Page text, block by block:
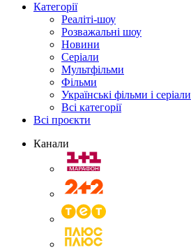
Категорії
Реаліті-шоу
Розважальні шоу
Новини
Серіали
Мультфільми
Фільми
Українські фільми і серіали
Всі категорії
Всі проєкти
Канали